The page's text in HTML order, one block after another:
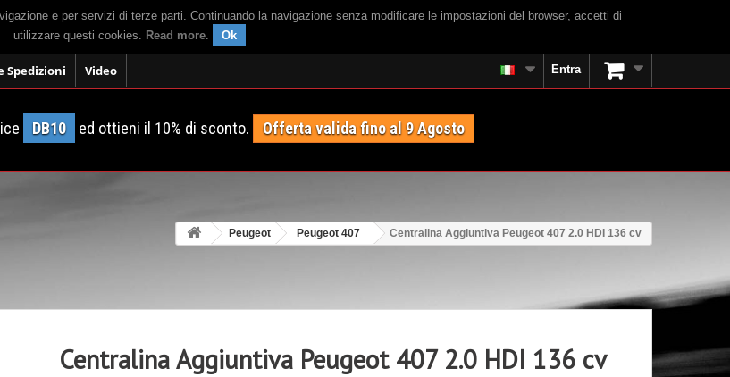
e per servizi di terze parti. Continuando la navigazione senza modificare le impostazioni del browser, accetti di
utilizzare questi cookies. Read more. Ok
Spedizioni Video Entra
DB10 ed ottieni il 10% di sconto. Offerta valida fino al 9 Agosto
Peugeot Peugeot 407 Centralina Aggiuntiva Peugeot 407 2.0 HDI 136 cv
Centralina Aggiuntiva Peugeot 407 2.0 HDI 136 cv